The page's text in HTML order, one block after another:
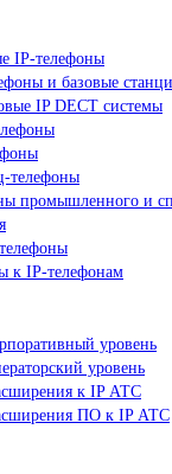
IP-телефоны
и базовые
IP DECT системы
телефоны
промышленного и
к IP-телефонам
уровень
уровень
к IP АТС
ПО к IP АТС